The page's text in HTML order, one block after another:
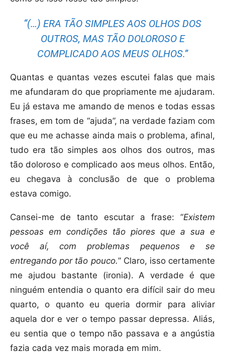
“(…) ERA TÃO SIMPLES AOS OLHOS DOS
OUTROS, MAS TÃO DOLOROSO E
COMPLICADO AOS MEUS OLHOS.”
Quantas e quantas vezes escutei falas que mais
me afundaram do que propriamente me ajudaram.
Eu já estava me amando de menos e todas essas
frases, em tom de “ajuda”, na verdade faziam com
que eu me achasse ainda mais o problema, afinal,
tudo era tão simples aos olhos dos outros, mas
tão doloroso e complicado aos meus olhos. Então,
eu chegava à conclusão de que o problema
estava comigo.
Cansei-me de tanto escutar a frase: “Existem
pessoas em condições tão piores que a sua e
você aí, com problemas pequenos e se
entregando por tão pouco.” Claro, isso certamente
me ajudou bastante (ironia). A verdade é que
ninguém entendia o quanto era difícil sair do meu
quarto, o quanto eu queria dormir para aliviar
aquela dor e ver o tempo passar depressa. Aliás,
eu sentia que o tempo não passava e a angústia
fazia cada vez mais morada em mim.